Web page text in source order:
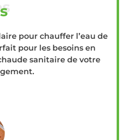
pour chauffer l’eau de
pour les besoins en
sanitaire de votre